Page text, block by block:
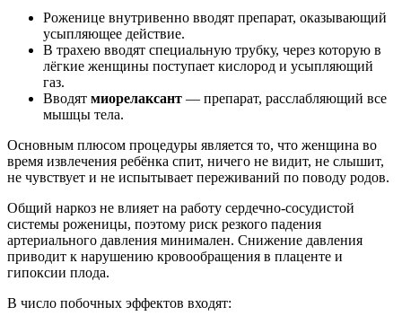
Роженице внутривенно вводят препарат, оказывающий
усыпляющее действие.
В трахею вводят специальную трубку, через которую в
лёгкие женщины поступает кислород и усыпляющий
газ.
Вводят миорелаксант — препарат, расслабляющий все
мышцы тела.
Основным плюсом процедуры является то, что женщина во
время извлечения ребёнка спит, ничего не видит, не слышит,
не чувствует и не испытывает переживаний по поводу родов.
Общий наркоз не влияет на работу сердечно-сосудистой
системы роженицы, поэтому риск резкого падения
артериального давления минимален. Снижение давления
приводит к нарушению кровообращения в плаценте и
гипоксии плода.
В число побочных эффектов входят: